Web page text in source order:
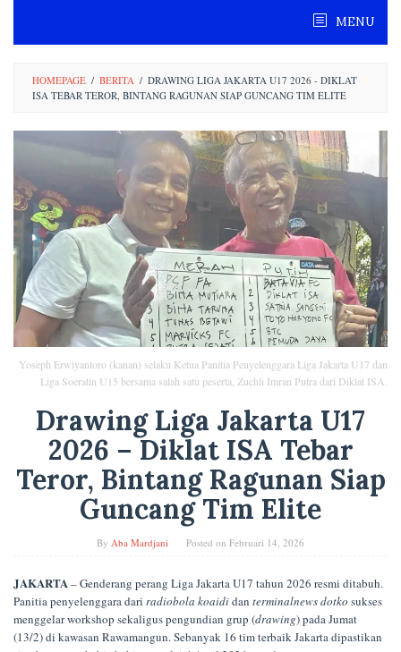
content
MENU
HOMEPAGE / BERITA / DRAWING LIGA JAKARTA U17 2026 - DIKLAT
ISA TEBAR TEROR, BINTANG RAGUNAN SIAP GUNCANG TIM ELITE
Yoseph Erwiyantoro (kanan) selaku Ketua Panitia Penyelenggara Liga Jakarta U17 dan
Liga Soeratin U15 bersama salah satu peserta, Zuchli Imran Putra dari Diklat ISA.
Drawing Liga Jakarta U17
2026 – Diklat ISA Tebar
Teror, Bintang Ragunan Siap
Guncang Tim Elite
By Aba Mardjani Posted on Februari 14, 2026
JAKARTA– Genderang perang Liga Jakarta U17 tahun 2026 resmi ditabuh.
Panitia penyelenggara dari radiobola koaididan terminalnews dotko sukses
menggelar workshop sekaligus pengundian grup (drawing) pada Jumat
(13/2) di kawasan Rawamangun. Sebanyak 16 tim terbaik Jakarta dipastikan